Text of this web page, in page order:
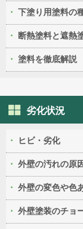
下塗り用塗料の
断熱塗料と遮熱
塗料を徹底解説
劣化状況
ヒビ・劣化
外壁の汚れの原
外壁の変色や色
外壁塗装のチョ